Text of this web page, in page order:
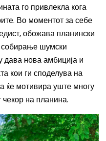
го привлекла кога
Во моментот за себе
обожава планински
шумски
дава нова амбиција и
кои ги споделува на
ќе мотивира уште многу
на планина.